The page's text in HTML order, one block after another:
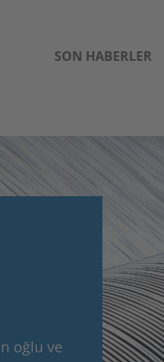
SON HABERLER
oğlu ve